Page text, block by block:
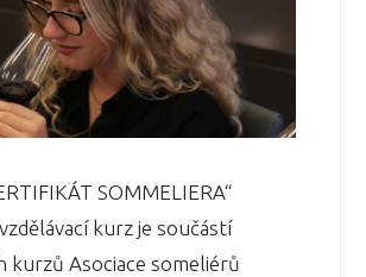
SOMMELIERA“
kurz je součástí
kurzů Asociace someliérů